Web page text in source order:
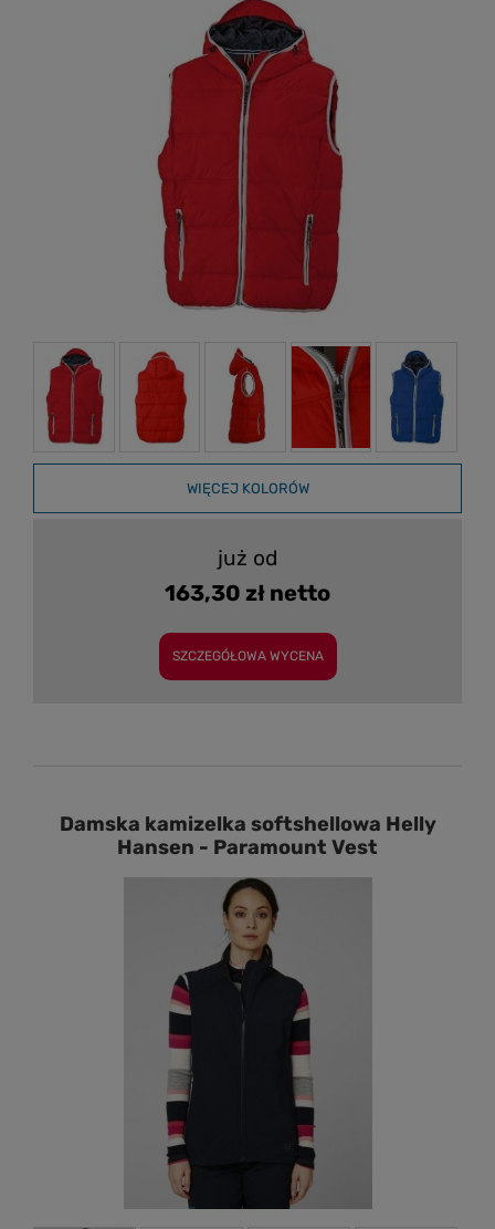
WIĘCEJ KOLORÓW
już od
163,30 zł netto
SZCZEGÓŁOWA WYCENA
Damska kamizelka softshellowa Helly
Hansen - Paramount Vest